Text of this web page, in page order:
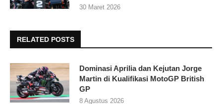
30 Maret 2026
RELATED POSTS
Dominasi Aprilia dan Kejutan Jorge
Martin di Kualifikasi MotoGP British
GP
8 Agustus 2026